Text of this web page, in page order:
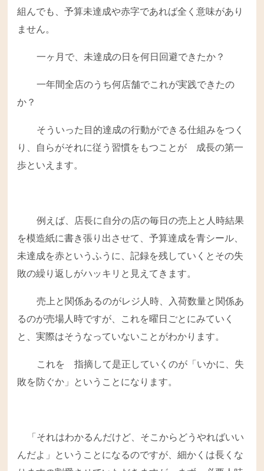
組んでも、予算未達成や赤字であれば全く意味があり
ません。
一ヶ月で、未達成の日を何日回避できたか？
一年間全店のうち何店舗でこれが実践できたの
か？
そういった目的達成の行動ができる仕組みをつく
り、自らがそれに従う習慣をもつことが 成長の第一
歩といえます。
例えば、店長に自分の店の毎日の売上と人時結果
を模造紙に書き張り出させて、予算達成を青シール、
未達成を赤というふうに、記録を残していくとその失
敗の繰り返しがハッキリと見えてきます。
売上と関係あるのがレジ人時、入荷数量と関係あ
るのが売場人時ですが、これを曜日ごとにみていく
と、実際はそうなっていないことがわかります。
これを 指摘して是正していくのが「いかに、失
敗を防ぐか」ということになります。
「それはわかるんだけど、そこからどうやればいい
んだよ」ということになるのですが、細かくは長くな